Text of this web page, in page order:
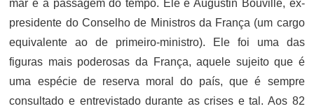
mar e a passagem do tempo. Ele é Augustin Bouville, ex-
presidente do Conselho de Ministros da França (um cargo
equivalente ao de primeiro-ministro). Ele foi uma das
figuras mais poderosas da França, aquele sujeito que é
uma espécie de reserva moral do país, que é sempre
consultado e entrevistado durante as crises e tal. Aos 82